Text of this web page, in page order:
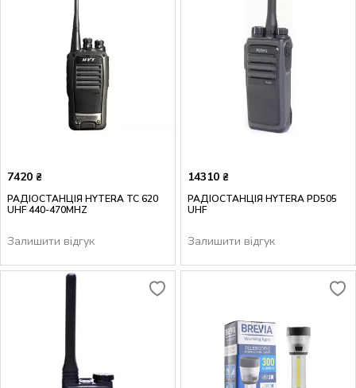
7420 ₴
РАДІОСТАНЦІЯ HYTERA TC 620
UHF 440-470MHZ
Залишити відгук
14310 ₴
РАДІОСТАНЦІЯ HYTERA PD505
UHF
Залишити відгук